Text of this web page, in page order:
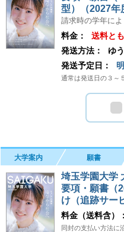
型）（2027年
請求時の学年によ
料金：
送料と
発送方法：
ゆ
発送予定日：
通常は発送日の３～
大学案内 願書
埼玉学園大学
要項・願書
け（追跡サー
料金（送料含）：
同封の支払い方法に